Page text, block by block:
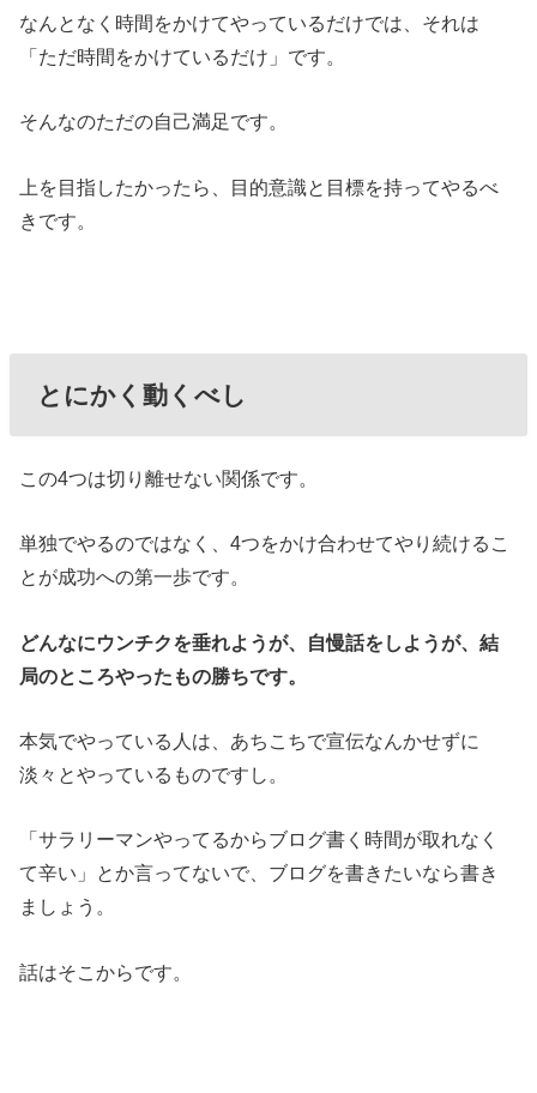
なんとなく時間をかけてやっているだけでは、それは
「ただ時間をかけているだけ」です。
そんなのただの自己満足です。
上を目指したかったら、目的意識と目標を持ってやるべ
きです。
とにかく動くべし
この4つは切り離せない関係です。
単独でやるのではなく、4つをかけ合わせてやり続けるこ
とが成功への第一歩です。
どんなにウンチクを垂れようが、自慢話をしようが、結
局のところやったもの勝ちです。
本気でやっている人は、あちこちで宣伝なんかせずに
淡々とやっているものですし。
「サラリーマンやってるからブログ書く時間が取れなく
て辛い」とか言ってないで、ブログを書きたいなら書き
ましょう。
話はそこからです。